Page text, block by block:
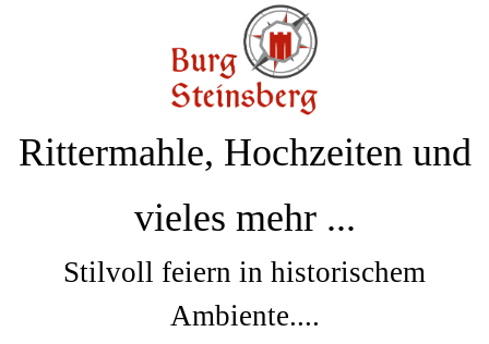
Rittermahle, Hochzeiten und
vieles mehr ...
Stilvoll feiern in historischem
Ambiente....